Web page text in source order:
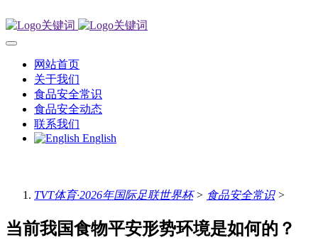
网站首页
关于我们
食品安全常识
食品安全动态
联系我们
English
TVT体育·2026年国际足联世界杯> 食品安全常识>
当前我国食物平安形势环境是如何的？